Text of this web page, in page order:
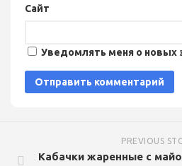
Сайт
Уведомлять меня о новых
PREVIOUS
Кабачки жаренные с